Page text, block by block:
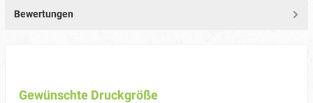
Bewertungen
Gewünschte Druckgröße